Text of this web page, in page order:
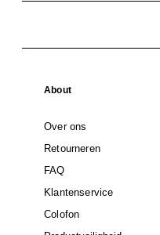
About
Over ons
Retourneren
FAQ
Klantenservice
Colofon